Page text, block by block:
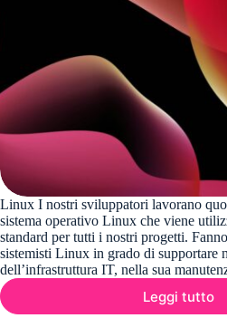
Linux I nostri sviluppatori lavorano
sistema operativo Linux che viene
standard per tutti i nostri progetti.
sistemisti Linux in grado di supportare
dell’infrastruttura IT, nella sua
Leggi tutto
Linux